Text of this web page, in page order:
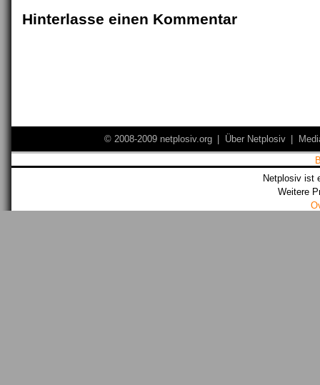
Hinterlasse einen Kommentar
© 2008-2009 netplosiv.org Über Netplosiv
Netplosiv ist
Weitere